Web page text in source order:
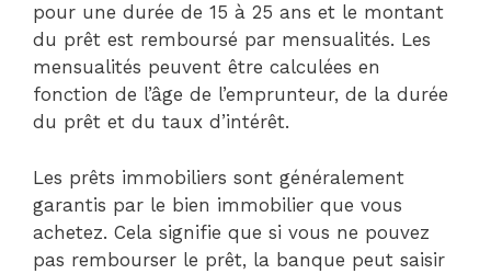
pour une durée de 15 à 25 ans et le montant
du prêt est remboursé par mensualités. Les
mensualités peuvent être calculées en
fonction de l’âge de l’emprunteur, de la durée
du prêt et du taux d’intérêt.
Les prêts immobiliers sont généralement
garantis par le bien immobilier que vous
achetez. Cela signifie que si vous ne pouvez
pas rembourser le prêt, la banque peut saisir